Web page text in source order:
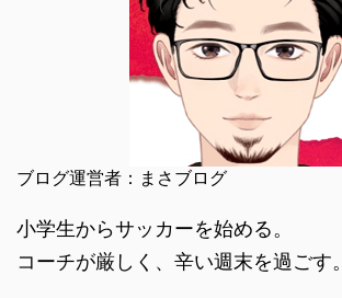
ブログ運営者：まさブログ
小学生からサッカーを始める。
コーチが厳しく、辛い週末を過ごす。